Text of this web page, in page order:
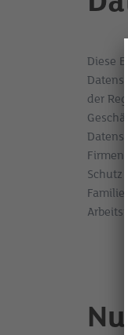
Diese
der
Schutz